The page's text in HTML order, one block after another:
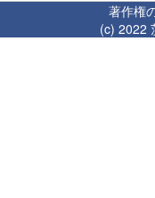
著作権
(c) 2022